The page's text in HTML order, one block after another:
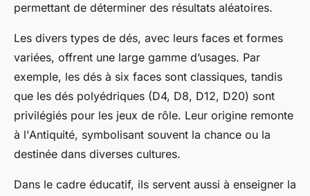
permettant de déterminer des résultats aléatoires.
Les divers types de dés, avec leurs faces et formes
variées, offrent une large gamme d’usages. Par
exemple, les dés à six faces sont classiques, tandis
que les dés polyédriques (D4, D8, D12, D20) sont
privilégiés pour les jeux de rôle. Leur origine remonte
à l'Antiquité, symbolisant souvent la chance ou la
destinée dans diverses cultures.
Dans le cadre éducatif, ils servent aussi à enseigner la